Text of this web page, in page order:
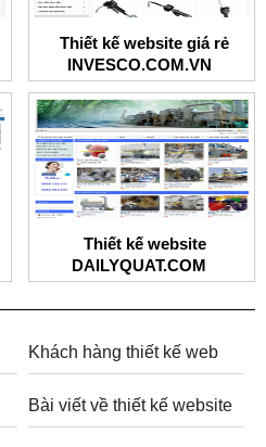
Thiết kế website giá rẻ
INVESCO.COM.VN
Thiết kế website
DAILYQUAT.COM
Khách hàng thiết kế web
Bài viết về thiết kế website